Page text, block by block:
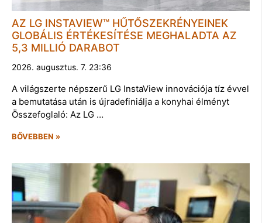
AZ LG INSTAVIEW™ HŰTŐSZEKRÉNYEINEK
GLOBÁLIS ÉRTÉKESÍTÉSE MEGHALADTA AZ
5,3 MILLIÓ DARABOT
2026. augusztus. 7. 23:36
A világszerte népszerű LG InstaView innovációja tíz évvel
a bemutatása után is újradefiniálja a konyhai élményt
Összefoglaló: Az LG …
BŐVEBBEN »